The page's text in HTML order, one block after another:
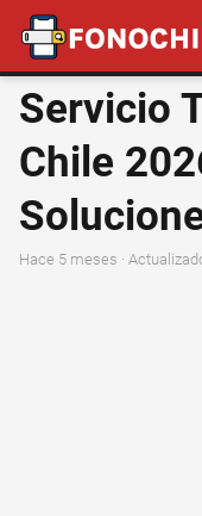
Servicio
Chile
hace 5 meses ·